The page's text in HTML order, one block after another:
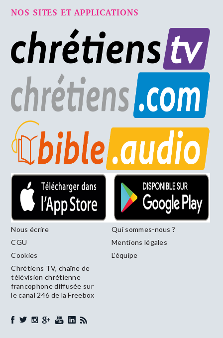
NOS SITES ET APPLICATIONS
Nous écrire
Qui sommes-nous ?
CGU
Mentions légales
Cookies
L’équipe
Chrétiens TV, chaîne de
télévision chrétienne
francophone diffusée sur
le canal 246 de la Freebox